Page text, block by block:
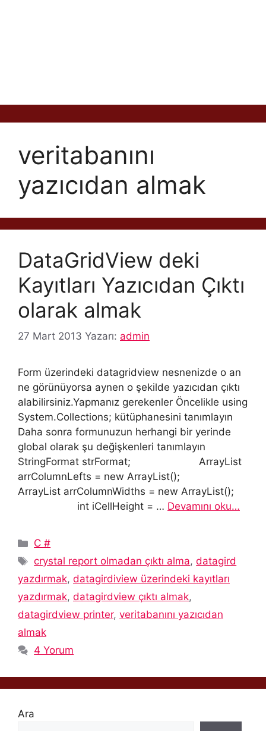
veritabanını
yazıcıdan almak
DataGridView deki
Kayıtları Yazıcıdan Çıktı
olarak almak
27 Mart 2013 Yazarı: admin
Form üzerindeki datagridview nesnenizde o an
ne görünüyorsa aynen o şekilde yazıcıdan çıktı
alabilirsiniz.Yapmanız gerekenler Öncelikle using
System.Collections; kütüphanesini tanımlayın
Daha sonra formunuzun herhangi bir yerinde
global olarak şu değişkenleri tanımlayın
StringFormat strFormat; ArrayList
arrColumnLefts = new ArrayList();
ArrayList arrColumnWidths = new ArrayList();
int iCellHeight = … Devamını oku…
Kategoriler
C #
Etiketler
crystal report olmadan çıktı alma,datagird
yazdırmak, datagirdiview üzerindeki kayıtları
yazdırmak, datagirdview çıktı almak,
datagirdview printer, veritabanını yazıcıdan
almak
4 Yorum
Ara